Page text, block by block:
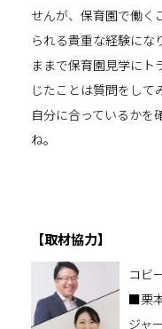
せんが、保育園で働く
られる貴重な経験にな
ままで保育園見学にト
じたことは質問をして
自分に合っているかを
ね。
【取材協力】
コビ
■栗
ジャー